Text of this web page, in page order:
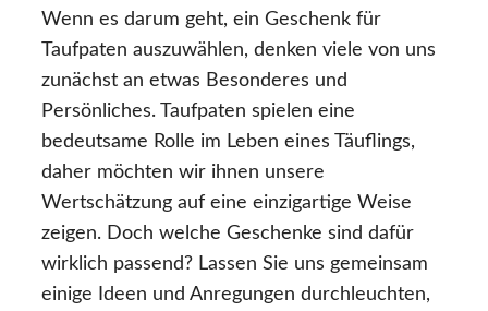
Wenn es darum geht, ein Geschenk für
Taufpaten auszuwählen, denken viele von uns
zunächst an etwas Besonderes und
Persönliches. Taufpaten spielen eine
bedeutsame Rolle im Leben eines Täuflings,
daher möchten wir ihnen unsere
Wertschätzung auf eine einzigartige Weise
zeigen. Doch welche Geschenke sind dafür
wirklich passend? Lassen Sie uns gemeinsam
einige Ideen und Anregungen durchleuchten,